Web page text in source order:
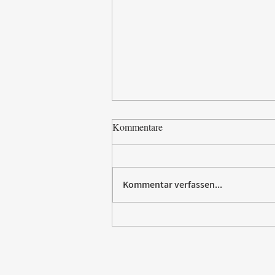
Kommentare
Kommentar verfassen...